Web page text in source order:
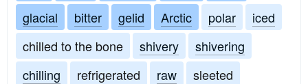
glacial
bitter gelid Arctic polar
iced
chilled to the bone
shivery
shivering
chilling
refrigerated raw
sleeted